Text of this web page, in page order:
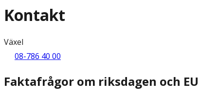
Kontakt
Växel
08-786 40 00
Faktafrågor om riksdagen och EU